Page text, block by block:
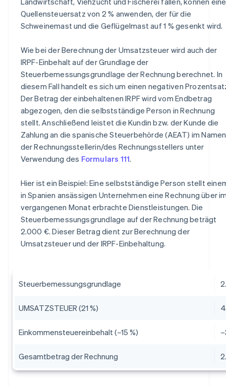
Quellensteuersatz von 2 % anwenden, der für die
Schweinemast und die Geflügelmast auf 1 % gesenkt wird.
Wie bei der Berechnung der Umsatzsteuer wird auch der
IRPF-Einbehalt auf der Grundlage der
Steuerbemessungsgrundlage der Rechnung berechnet. In
diesem Fall handelt es sich um einen negativen
Der Betrag der einbehaltenen IRPF wird vom Endbetrag
abgezogen, den die selbstständige Person in Rechnung
stellt. Anschließend leistet die Kundin bzw. der Kunde die
Zahlung an die spanische Steuerbehörde (AEAT) im Namen
der Rechnungsstellerin/des Rechnungsstellers unter
Verwendung des Formulars 111.
Hier ist ein Beispiel: Eine selbstständige Person stellt
in Spanien ansässigen Unternehmen eine Rechnung über
vergangenen Monat erbrachte Dienstleistungen. Die
Steuerbemessungsgrundlage auf der Rechnung beträgt
2.000 €. Dieser Betrag dient zur Berechnung der
Umsatzsteuer und der IRPF-Einbehaltung.
Steuerbemessungsgrundlage
UMSATZSTEUER (21 %)
Einkommensteuereinbehalt (–15 %)
Gesamtbetrag der Rechnung